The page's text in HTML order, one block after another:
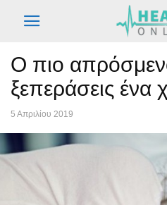
Ο πιο
ξεπεράσεις ένα
5 Απριλίου 2019